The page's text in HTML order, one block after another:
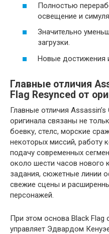
Полностью
освещение и
Значительно
загрузки.
Новые достижения
Главные отличия
Flag Resynced от
Главные отличия
оригинала связаны не
боевку, стелс, морские
некоторых миссий, работу
подачу современных
около шести часов нового
задания, сюжетные линии
свежие сцены и
персонажей.
При этом основа Black Flag
управляет Эдвардом